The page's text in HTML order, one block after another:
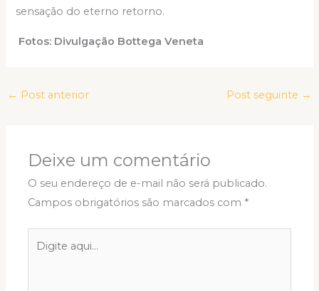
sensação do eterno retorno.
Fotos: Divulgação Bottega Veneta
← Post anterior Post seguinte →
Deixe um comentário
O seu endereço de e-mail não será publicado.
Campos obrigatórios são marcados com *
aqui...